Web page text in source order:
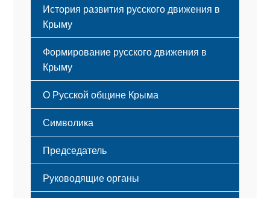
История развития русского движения в
Крыму
Формирование русского движения в
Крыму
Русский Крым
О Русской общине Крыма
Этапы становления
Принципы деятельности
Структура
Мероприятия
Символика
Флаг
Герб
Гимн
Председатель
Руководящие органы